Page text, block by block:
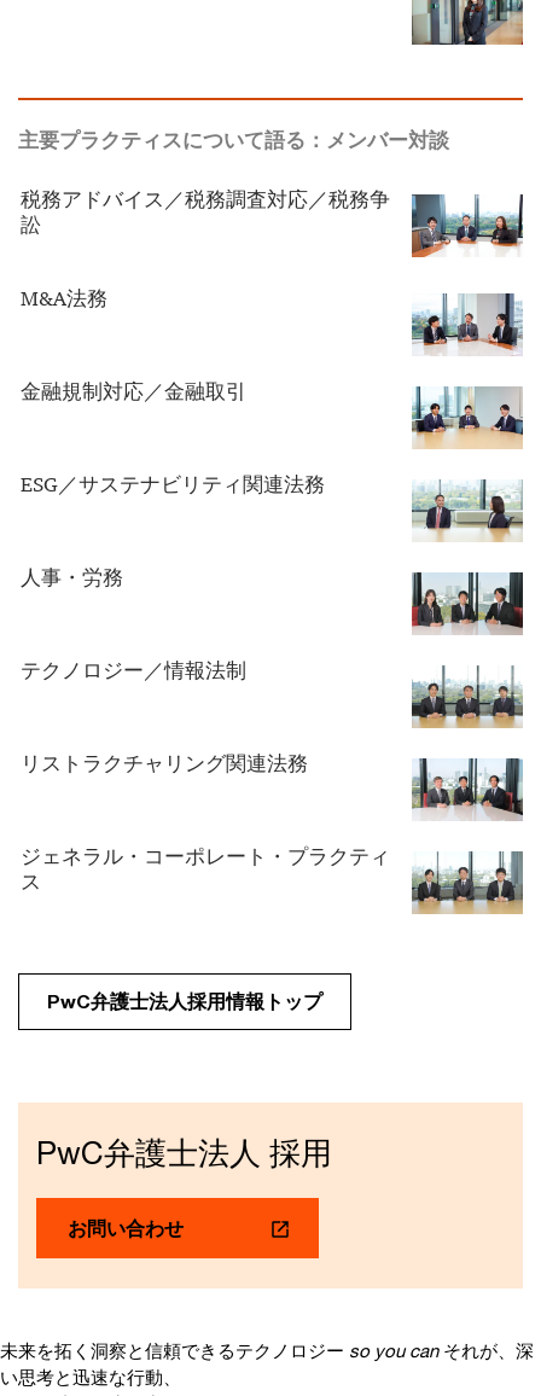
主要プラクティスについて語る：メンバー対談
税務アドバイス／税務調査対応／税務争
訟
M&A法務
金融規制対応／金融取引
ESG／サステナビリティ関連法務
人事・労務
テクノロジー／情報法制
リストラクチャリング関連法務
ジェネラル・コーポレート・プラクティ
ス
PwC弁護士法人採用情報トップ
PwC弁護士法人 採用
お問い合わせ
未来を拓く洞察と信頼できるテクノロジー so you can それが、深
い思考と迅速な行動、